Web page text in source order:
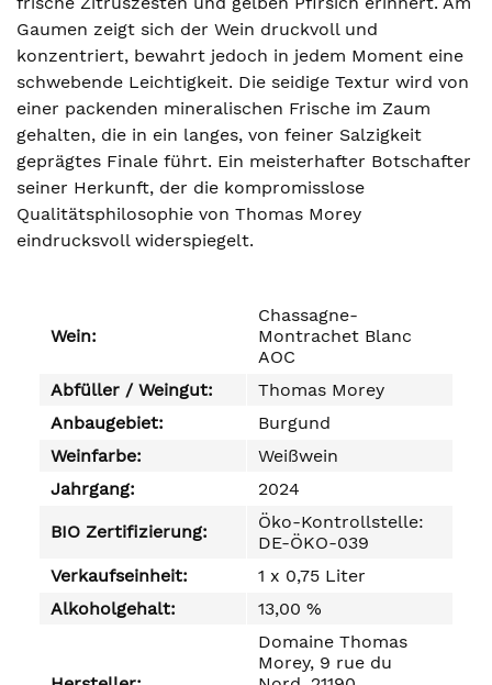
Gaumen zeigt sich der Wein druckvoll und
konzentriert, bewahrt jedoch in jedem Moment eine
schwebende Leichtigkeit. Die seidige Textur wird von
einer packenden mineralischen Frische im Zaum
gehalten, die in ein langes, von feiner Salzigkeit
geprägtes Finale führt. Ein meisterhafter Botschafter
seiner Herkunft, der die kompromisslose
Qualitätsphilosophie von Thomas Morey
eindrucksvoll widerspiegelt.
Wein:
Chassagne-
Montrachet Blanc
AOC
Abfüller / Weingut:
Thomas Morey
Anbaugebiet:
Burgund
Weinfarbe:
Weißwein
Jahrgang:
2024
BIO Zertifizierung:
Öko-Kontrollstelle:
DE-ÖKO-039
Verkaufseinheit:
1 x 0,75 Liter
Alkoholgehalt:
13,00 %
Domaine Thomas
Morey, 9 rue du